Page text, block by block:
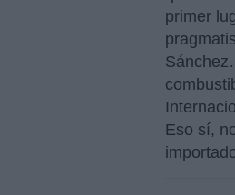
primer
Eso sí,